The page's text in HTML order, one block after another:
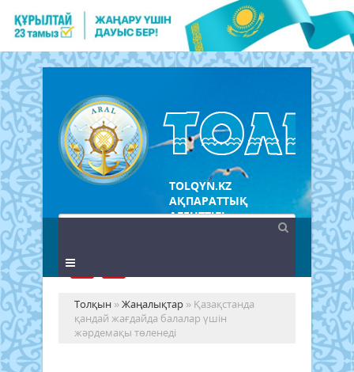
TOLQYN.KZ
АҚПАРАТТЫҚ
АГЕНТТІГІ
Толқын »Жаңалықтар » Қазақстанда
қандай жағдайда балалар үшін
жәрдемақы төленеді